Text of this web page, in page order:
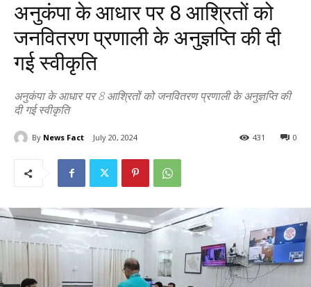
अनुकंपा के आधार पर 8 आश्रितों को
जनवितरण प्रणाली के अनुज्ञप्ति की दी
गई स्वीकृति
अनुकंपा के आधार पर 8 आश्रितों को जनवितरण प्रणाली के अनुज्ञप्ति की
दी गई स्वीकृति
By News Fact July 20, 2024 0
431